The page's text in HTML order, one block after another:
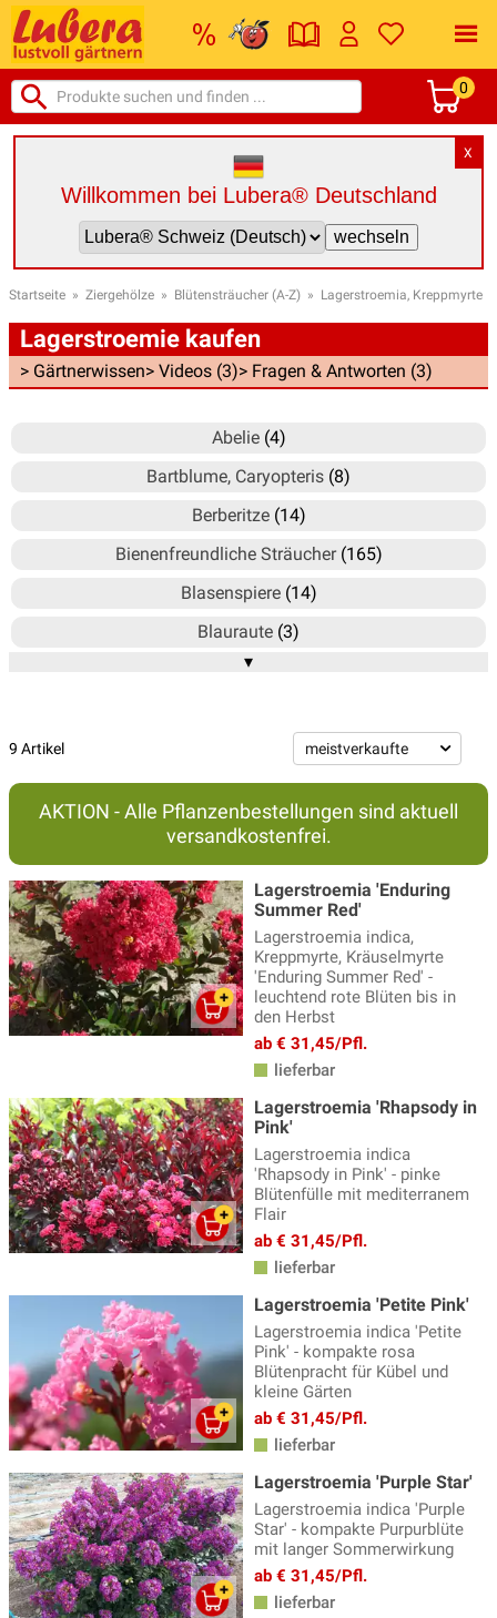
0
X
Willkommen bei Lubera® Deutschland
Startseite » Ziergehölze » Blütensträucher (A-Z) » Lagerstroemia, Kreppmyrte
Lagerstroemie kaufen
> Gärtnerwissen> Videos (3)> Fragen & Antworten (3)
Abelie(4)
Bartblume, Caryopteris (8)
Berberitze(14)
Bienenfreundliche Sträucher(165)
Blasenspiere(14)
Blauraute (3)
Blumenhartriegel
Deutzie, Deutzia, Maiblumenstrauch(13)
Faulbaum(5)
Feuerdorn(4)
Fingerstrauch(16)
Flieder(94)
Forsythien(9)
Frühblüher(55)
Gewürzstrauch(4)
Ginster, Geissklee (12)
Glanzmispel
(15)
Grosssträucher
Hartriegel(21)
Heckenkirsche
Hibiskus(36)
Hortensien
Johanniskraut(3)
Judasbaum(14)
Karamellbeere, Schöne Leycesterie
Lagerstroemia, Kreppmyrte
Lavendel Pflanzen(18)
Lebkuchenbaum (2)
Liebesperlenstrauch
Liguster(6)
▾
9 Artikel
AKTION - Alle Pflanzenbestellungen sind aktuell
versandkostenfrei.
Lagerstroemia 'Enduring
Summer Red'
Lagerstroemia indica,
Kreppmyrte, Kräuselmyrte
'Enduring Summer Red' -
leuchtend rote Blüten bis in
den Herbst
ab € 31,45/Pfl.
lieferbar
Lagerstroemia 'Rhapsody in
Pink'
Lagerstroemia indica
'Rhapsody in Pink' - pinke
Blütenfülle mit mediterranem
Flair
ab € 31,45/Pfl.
lieferbar
Lagerstroemia 'Petite Pink'
Lagerstroemia indica 'Petite
Pink' - kompakte rosa
Blütenpracht für Kübel und
kleine Gärten
ab € 31,45/Pfl.
lieferbar
Lagerstroemia 'Purple Star'
Lagerstroemia indica 'Purple
Star' - kompakte Purpurblüte
mit langer Sommerwirkung
ab € 31,45/Pfl.
lieferbar